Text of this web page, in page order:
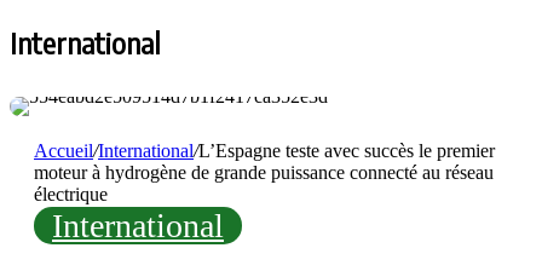
International
Accueil/International/L’Espagne teste avec succès le premier
moteur à hydrogène de grande puissance connecté au réseau
électrique
International